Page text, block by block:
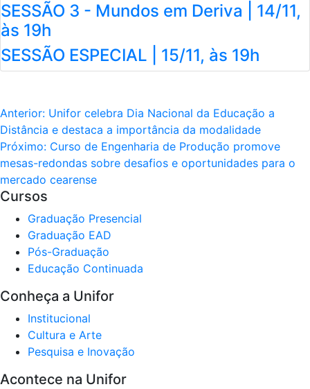
SESSÃO 3 - Mundos em Deriva | 14/11,
às 19h
SESSÃO ESPECIAL | 15/11, às 19h
Anterior: Unifor celebra Dia Nacional da Educação a
Distância e destaca a importância da modalidade
Próximo: Curso de Engenharia de Produção promove
mesas-redondas sobre desafios e oportunidades para o
mercado cearense
Cursos
Graduação Presencial
Graduação EAD
Pós-Graduação
Educação Continuada
Conheça a Unifor
Institucional
Cultura e Arte
Pesquisa e Inovação
Acontece na Unifor